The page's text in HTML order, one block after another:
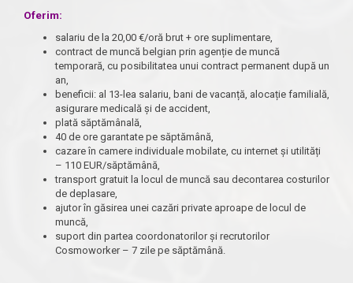
Oferim:
salariu de la 20,00 €/oră brut + ore suplimentare,
contract de muncă belgian prin agenție de muncă
temporară, cu posibilitatea unui contract permanent după un
an,
beneficii: al 13-lea salariu, bani de vacanță, alocație familială,
asigurare medicală și de accident,
plată săptămânală,
40 de ore garantate pe săptămână,
cazare în camere individuale mobilate, cu internet și utilități
– 110 EUR/săptămână,
transport gratuit la locul de muncă sau decontarea costurilor
de deplasare,
ajutor în găsirea unei cazări private aproape de locul de
muncă,
suport din partea coordonatorilor și recrutorilor
Cosmoworker – 7 zile pe săptămână.